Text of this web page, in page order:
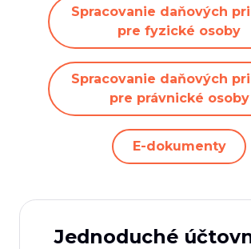
Spracovanie daňových
pre fyzické osoby
Spracovanie daňových
pre právnické osoby
E-dokumenty
Jednoduché